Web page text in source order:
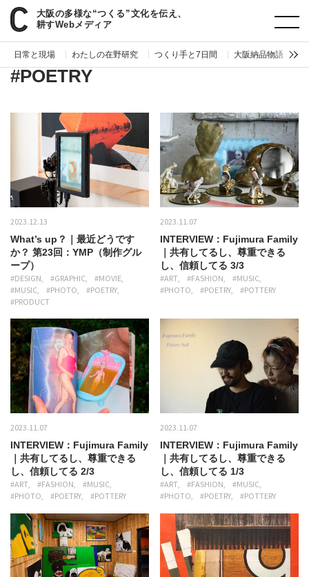
大阪の多様な“つくる”文化を伝え、
耕すWebメディア
日常と現場 わたしの在野研究 つくり手と7日間 大阪納品物語
paperC ジャンル POETRY
#POETRY
2023.12.13
What’s up？｜最近どうです
か？ 第23回：YMP（制作グル
ープ）
#DESIGN #GRAPHIC
#MOVIE
#MUSIC
#PHOTO
#POETRY
#PRODUCT
2023.11.07
INTERVIEW：Fujimura Family
｜共有してるし、尊重できる
し、信頼してる 3/3
#ART #FASHION
#MUSIC
#PHOTO
#POETRY #POTTERY
2023.11.07
INTERVIEW：Fujimura Family
｜共有してるし、尊重できる
し、信頼してる 2/3
#ART #FASHION
#MUSIC
#PHOTO
#POETRY #POTTERY
2023.11.07
INTERVIEW：Fujimura Family
｜共有してるし、尊重できる
し、信頼してる 1/3
#ART #FASHION
#MUSIC
#PHOTO
#POETRY #POTTERY